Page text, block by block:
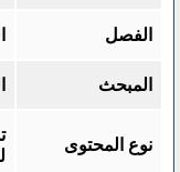
الفصل
المبحث
نوع المحتوى